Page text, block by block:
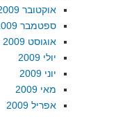
אוקטובר 2009
ספטמבר 2009
אוגוסט 2009
יולי 2009
יוני 2009
מאי 2009
אפריל 2009